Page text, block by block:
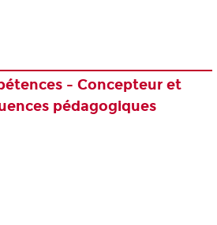
- Concepteur et
pédagogiques